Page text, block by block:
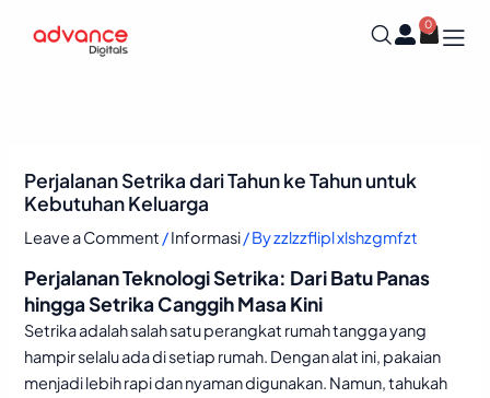
0
Cart
Perjalanan Setrika dari Tahun ke Tahun untuk
Kebutuhan Keluarga
Leave a Comment /Informasi/ Byzzlzzflipl xlshzgmfzt
Perjalanan Teknologi Setrika: Dari Batu Panas
hingga Setrika Canggih Masa Kini
Setrika adalah salah satu perangkat rumah tangga yang
hampir selalu ada di setiap rumah. Dengan alat ini, pakaian
menjadi lebih rapi dan nyaman digunakan. Namun, tahukah